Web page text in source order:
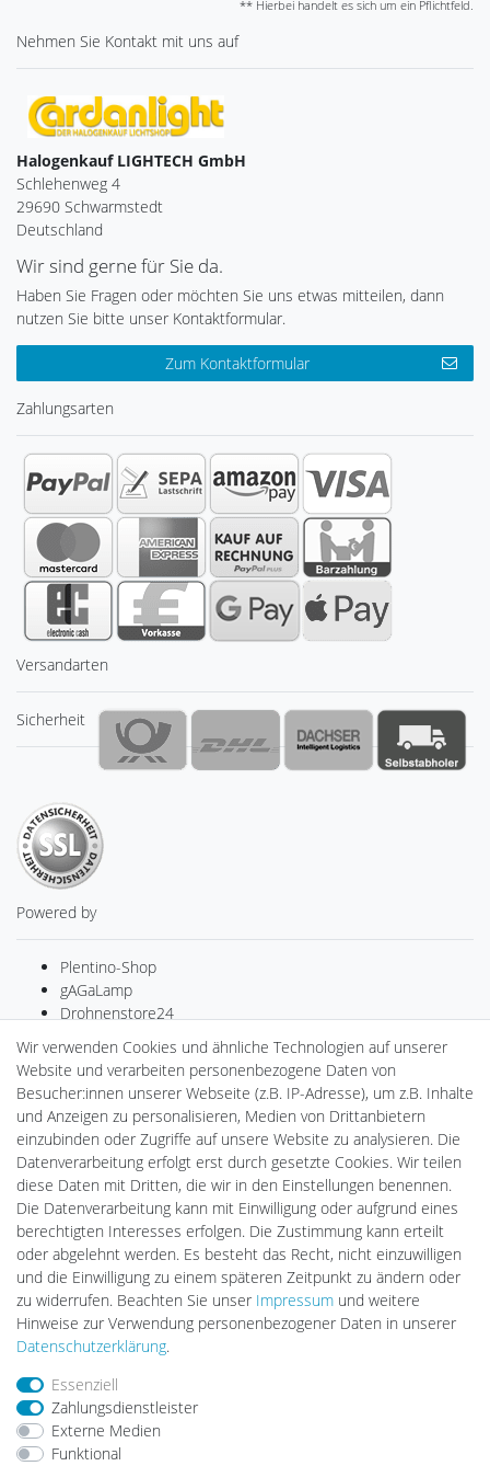
** Hierbei handelt es sich um ein Pflichtfeld.
Nehmen Sie Kontakt mit uns auf
Halogenkauf LIGHTECH GmbH
Schlehenweg 4
29690 Schwarmstedt
Deutschland
Wir sind gerne für Sie da.
Haben Sie Fragen oder möchten Sie uns etwas mitteilen, dann
nutzen Sie bitte unser Kontaktformular.
Zum Kontaktformular
Zahlungsarten
Versandarten
Sicherheit
Powered by
Plentino-Shop
gAGaLamp
Drohnenstore24
MeinUSB
Batteriespeicher
PlentiSolar
Gebrauchtlicht
Ledkauf
DEYESOLAR
Lightech Connect
CardanLight Europe
FORTIMO LEDs
LED-RETROSHOP
Wallbox24
Impressum
Barrierefreiheitserklärung
Wir verwenden Cookies und ähnliche Technologien auf unserer
Website und verarbeiten personenbezogene Daten von
Besucher:innen unserer Webseite (z.B. IP-Adresse), um z.B. Inhalte
und Anzeigen zu personalisieren, Medien von Drittanbietern
einzubinden oder Zugriffe auf unsere Website zu analysieren. Die
Datenverarbeitung erfolgt erst durch gesetzte Cookies. Wir teilen
diese Daten mit Dritten, die wir in den Einstellungen benennen.
Die Datenverarbeitung kann mit Einwilligung oder aufgrund eines
berechtigten Interesses erfolgen. Die Zustimmung kann erteilt
oder abgelehnt werden. Es besteht das Recht, nicht einzuwilligen
und die Einwilligung zu einem späteren Zeitpunkt zu ändern oder
zu widerrufen. Beachten Sie unser Impressum und weitere
Hinweise zur Verwendung personenbezogener Daten in unserer
Daten­schutz­erklärung.
Essenziell
Zahlungsdienstleister
Externe Medien
Funktional